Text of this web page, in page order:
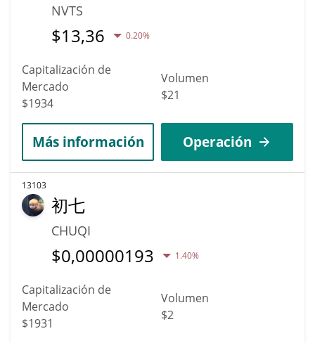
NVTS
$13,36 0.20%
Capitalización de
Mercado
$1934
Volumen
$21
Más información Operación
13103
初七
CHUQI
$0,00000193 1.40%
Capitalización de
Mercado
$1931
Volumen
$2